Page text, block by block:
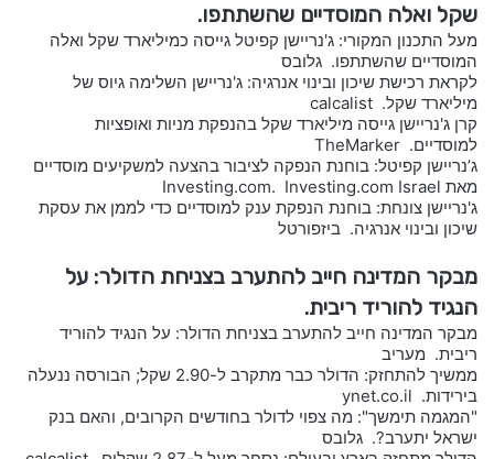
שקל ואלה המוסדיים שהשתתפו.
מעל התכנון המקורי: ג'נריישן קפיטל גייסה כמיליארד שקל ואלה
המוסדיים שהשתתפו. גלובס
לקראת רכישת שיכון ובינוי אנרגיה: ג'נריישן השלימה גיוס של
מיליארד שקל. calcalist
קרן ג'נריישן גייסה מיליארד שקל בהנפקת מניות ואופציות
למוסדיים. TheMarker
ג’נריישן קפיטל: בוחנת הנפקה לציבור בהצעה למשקיעים מוסדיים
מאת Investing.com. Investing.com Israel
ג'נריישן צונחת: בוחנת הנפקת ענק למוסדיים כדי לממן את עסקת
שיכון ובינוי אנרגיה. ביזפורטל
מבקר המדינה חייב להתערב בצניחת הדולר: על
הנגיד להוריד ריבית.
מבקר המדינה חייב להתערב בצניחת הדולר: על הנגיד להוריד
ריבית. מעריב
ממשיך להתחזק: הדולר כבר מתקרב ל-2.90 שקל; הבורסה ננעלה
בירידות. ynet.co.il
"המגמה תימשך": מה צפוי לדולר בחודשים הקרובים, והאם בנק
ישראל יתערב?. גלובס